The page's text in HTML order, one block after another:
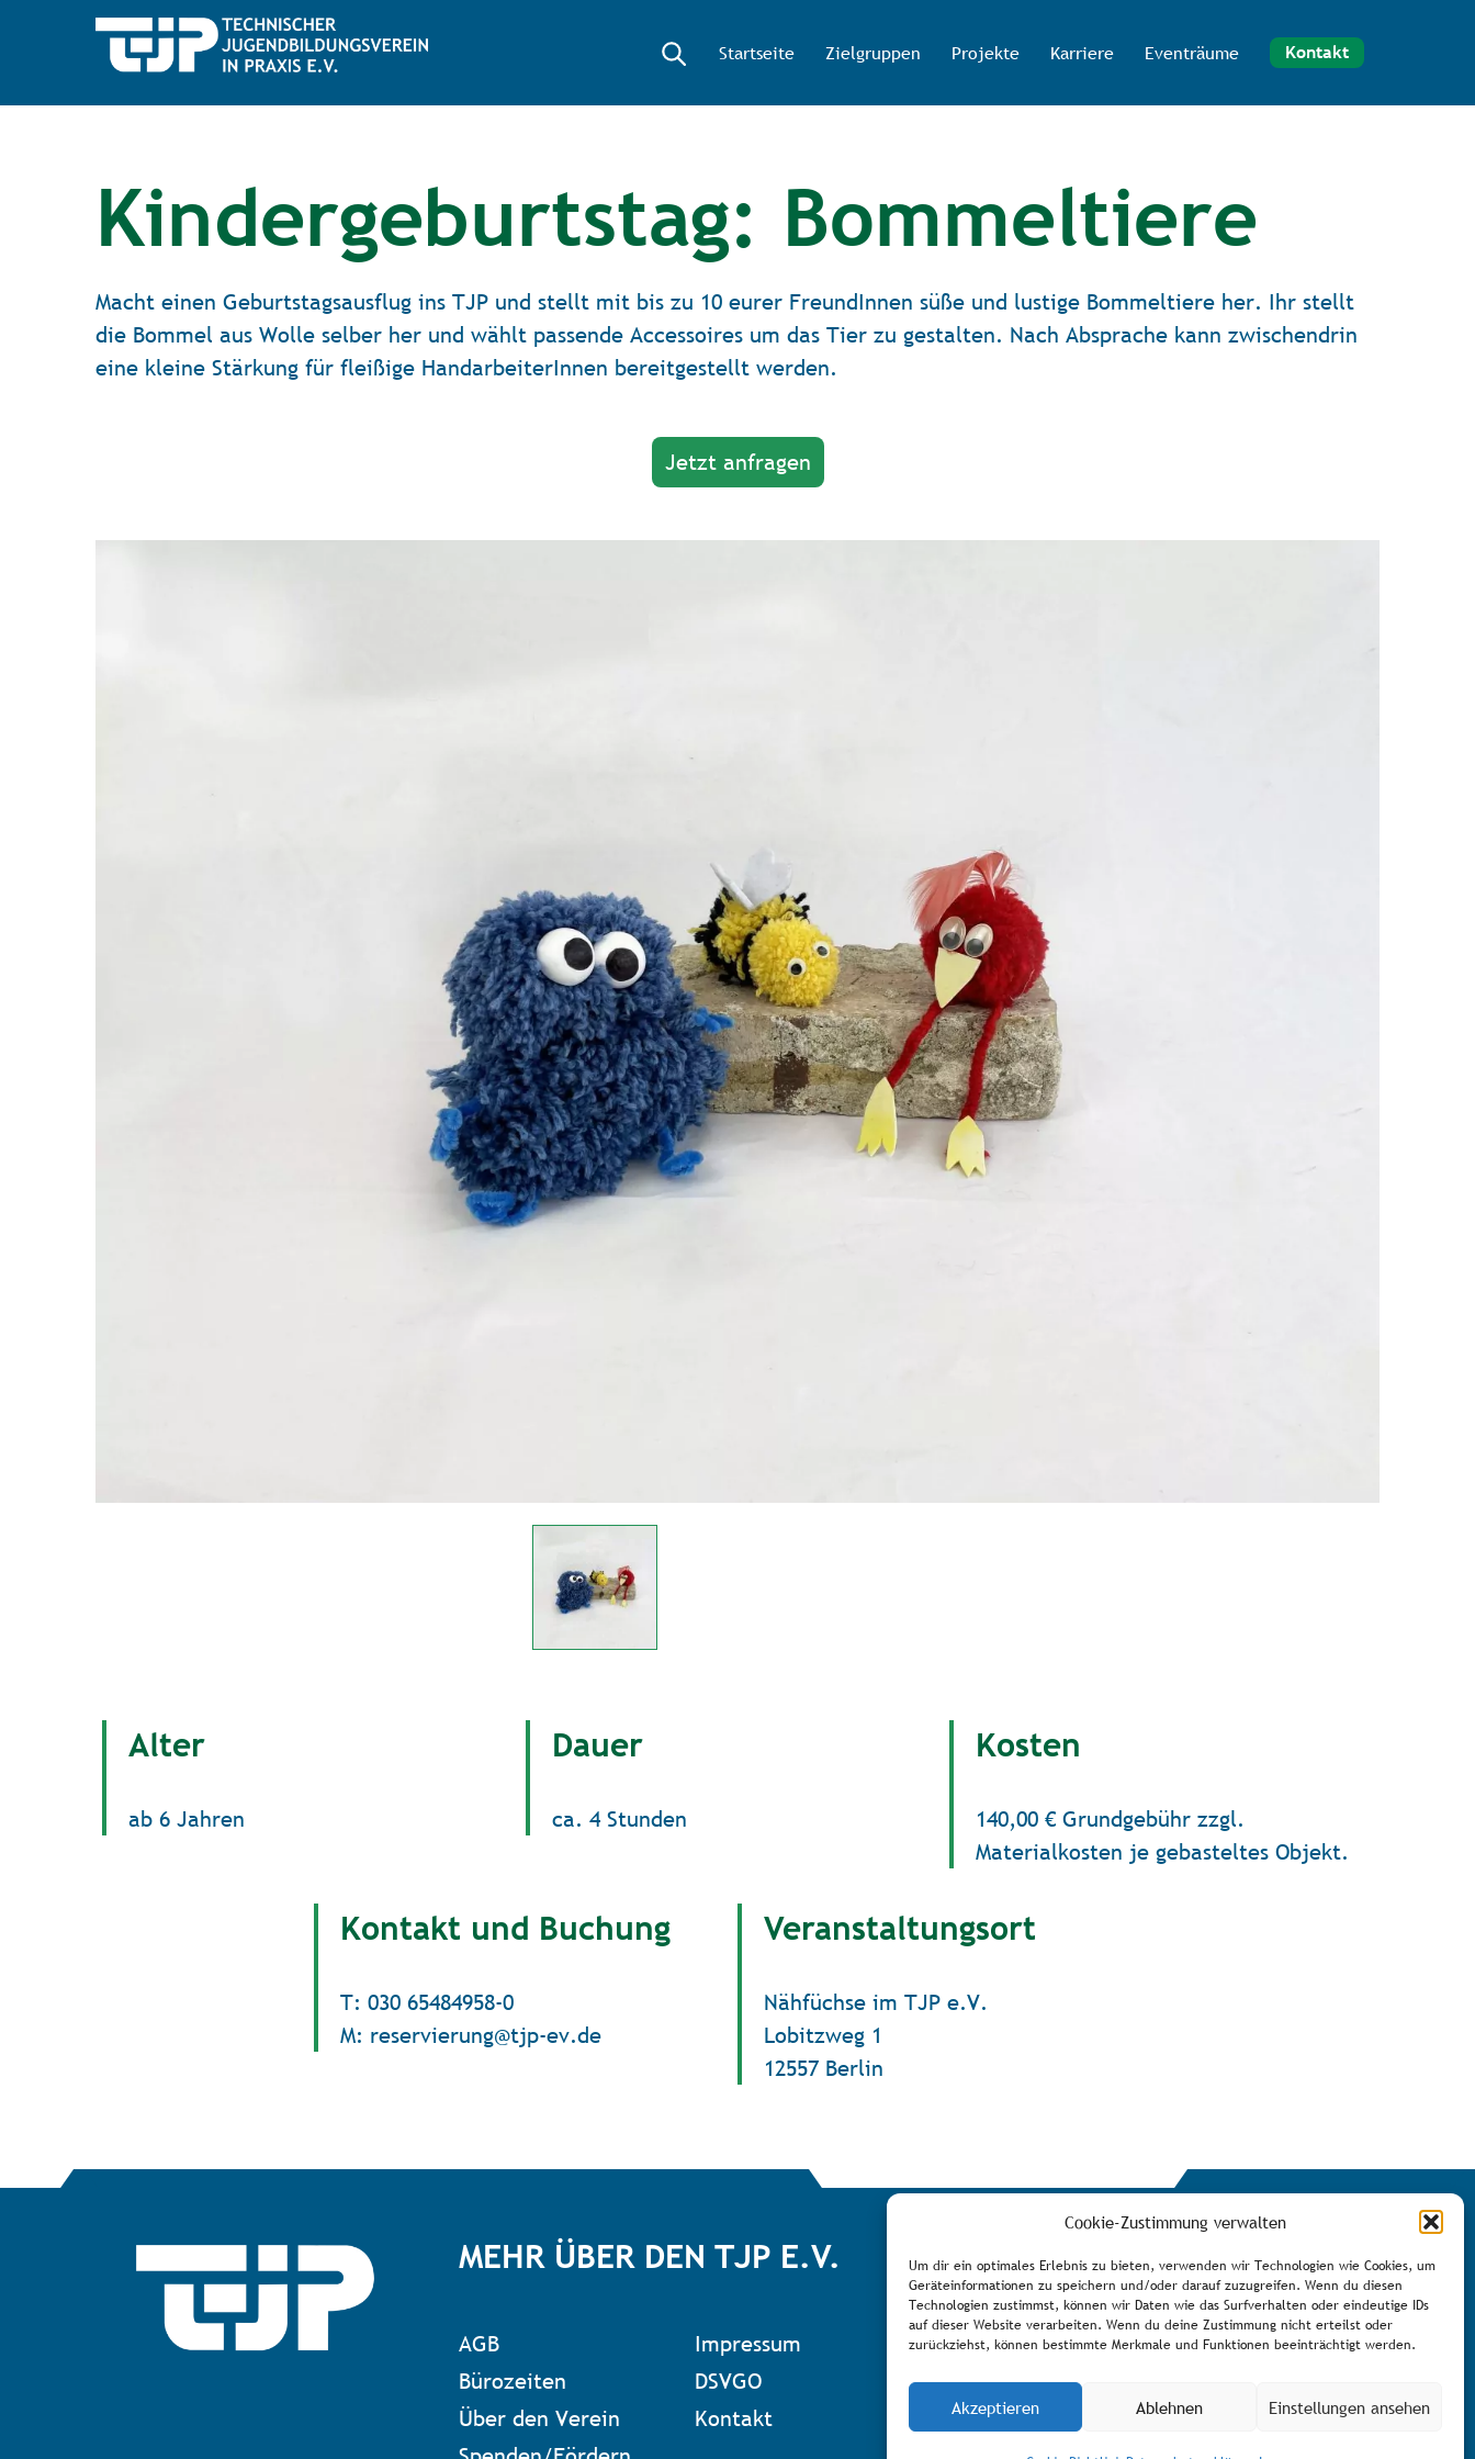
Cookie-Zustimmung verwalten
Um dir ein optimales Erlebnis zu bieten, verwenden wir Technologien wie Cookies, um
Geräteinformationen zu speichern und/oder darauf zuzugreifen. Wenn du diesen
Technologien zustimmst, können wir Daten wie das Surfverhalten oder eindeutige IDs
auf dieser Website verarbeiten. Wenn du deine Zustimmung nicht erteilst oder
zurückziehst, können bestimmte Merkmale und Funktionen beeinträchtigt werden.
Akzeptieren Ablehnen Einstellungen ansehen
Startseite Zielgruppen Projekte Karriere Eventräume Kontakt
Kindergeburtstag: Bommeltiere
Macht einen Geburtstagsausflug ins TJP und stellt mit bis zu 10 eurer FreundInnen süße und lustige Bommeltiere her. Ihr stellt
die Bommel aus Wolle selber her und wählt passende Accessoires um das Tier zu gestalten. Nach Absprache kann zwischendrin
eine kleine Stärkung für fleißige HandarbeiterInnen bereitgestellt werden.
Jetzt anfragen
Alter
ab 6 Jahren
Dauer
ca. 4 Stunden
Kosten
140,00 € Grundgebühr zzgl.
Materialkosten je gebasteltes Objekt.
Kontakt und Buchung
T: 030 65484958-0
M: reservierung@tjp-ev.de
Veranstaltungsort
Nähfüchse im TJP e.V.
Lobitzweg 1
12557 Berlin
MEHR ÜBER DEN TJP E.V.
AGB
Bürozeiten
Über den Verein
Impressum
DSVGO
Kontakt
Zum Newsletter eintragen